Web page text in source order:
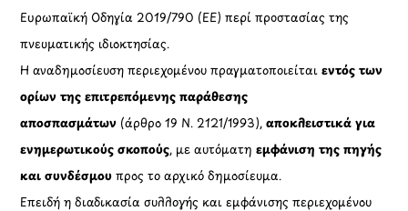
Ευρωπαϊκή Οδηγία 2019/790 (ΕΕ) περί προστασίας της
πνευματικής ιδιοκτησίας.
Η αναδημοσίευση περιεχομένου πραγματοποιείταιεντός των
ορίων της επιτρεπόμενης παράθεσης
αποσπασμάτων (άρθρο 19 Ν. 2121/1993), αποκλειστικά για
ενημερωτικούς σκοπούς, με αυτόματηεμφάνιση της πηγής
και συνδέσμου προς το αρχικό δημοσίευμα.
Επειδή η διαδικασία συλλογής και εμφάνισης περιεχομένου